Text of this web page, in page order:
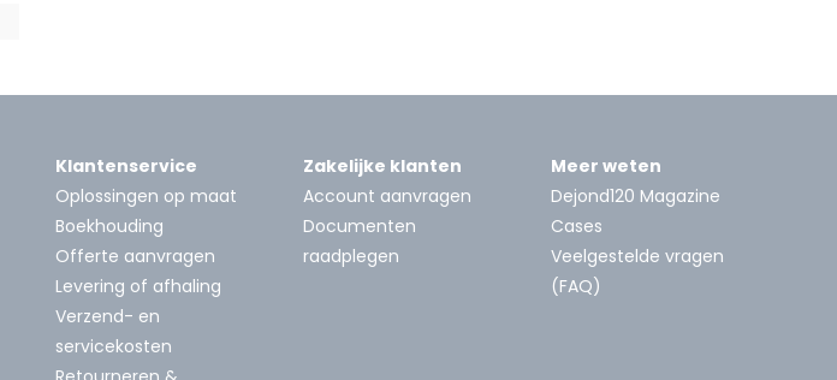
Klantenservice
Oplossingen op maat
Boekhouding
Offerte aanvragen
Levering of afhaling
Verzend- en
servicekosten
Zakelijke klanten
Account aanvragen
Documenten
raadplegen
Meer weten
Dejond120 Magazine
Cases
Veelgestelde vragen
(FAQ)